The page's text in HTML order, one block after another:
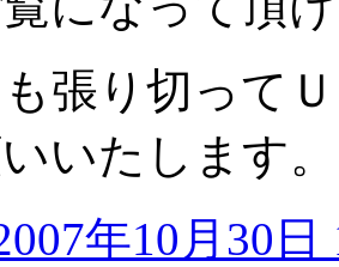
張り切って
いたします。
年10月30日